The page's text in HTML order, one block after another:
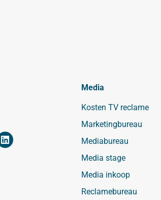
Media
Kosten TV reclame
Marketingbureau
Mediabureau
Media stage
Media inkoop
Reclamebureau